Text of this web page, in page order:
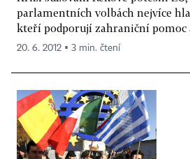
parlamentních volbách nejvíce
kteří podporují zahraniční pomoc
20. 6. 2012 ▪ 3 min. čtení